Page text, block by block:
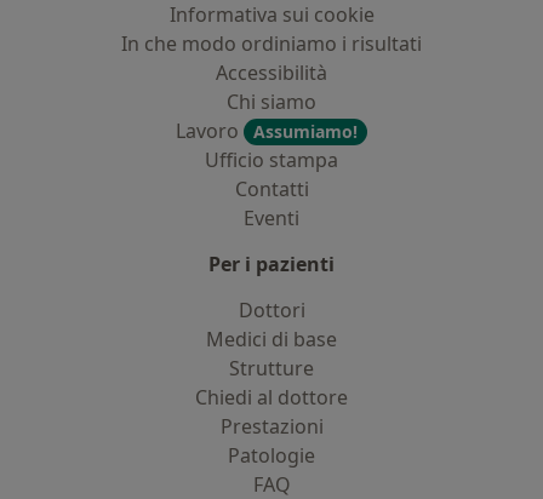
Informativa sui cookie
In che modo ordiniamo i risultati
Accessibilità
Chi siamo
Lavoro
Assumiamo!
Ufficio stampa
Contatti
Eventi
Per i pazienti
Dottori
Medici di base
Strutture
Chiedi al dottore
Prestazioni
Patologie
FAQ